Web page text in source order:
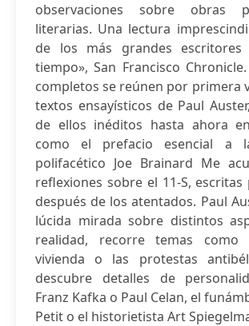
observaciones sobre obras
literarias. Una lectura
de los más grandes
tiempo», San Francisco
completos se reúnen por primera
textos ensayísticos de Paul
de ellos inéditos hasta ahora
como el prefacio esencial a
polifacético Joe Brainard Me
reflexiones sobre el 11-S, escritas
después de los atentados. Paul
lúcida mirada sobre distintos
realidad, recorre temas
vivienda o las protestas
descubre detalles de
Franz Kafka o Paul Celan, el
Petit o el historietista Art